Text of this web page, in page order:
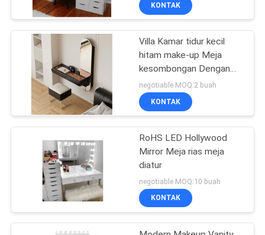
Hollywood Mirror
Set Furnitur Kamar
Tidur
KONTAK
Villa Kamar tidur kecil
hitam make-up Meja
kesombongan Dengan
laci Dan lampu LED
negotiable MOQ:2 buah
KONTAK
RoHS LED Hollywood
Mirror Meja rias meja
diatur
negotiable MOQ:10 buah
KONTAK